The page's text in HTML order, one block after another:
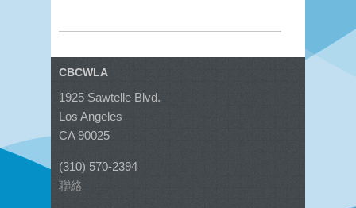
CBCWLA
1925 Sawtelle Blvd.
Los Angeles
CA 90025
(310) 570-2394
聯絡